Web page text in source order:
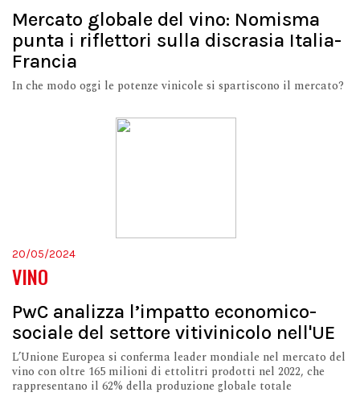
Mercato globale del vino: Nomisma
punta i riflettori sulla discrasia Italia-
Francia
In che modo oggi le potenze vinicole si spartiscono il mercato?
20/05/2024
VINO
PwC analizza l’impatto economico-
sociale del settore vitivinicolo nell'UE
L’Unione Europea si conferma leader mondiale nel mercato del
vino con oltre 165 milioni di ettolitri prodotti nel 2022, che
rappresentano il 62% della produzione globale totale